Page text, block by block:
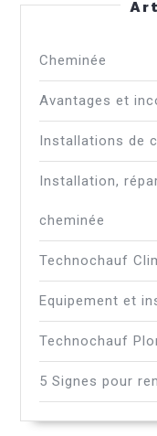
Cheminée
Avantages et
Installations de
Installation,
cheminée
Technochauf
Equipement et
Technochauf
5 Signes pour